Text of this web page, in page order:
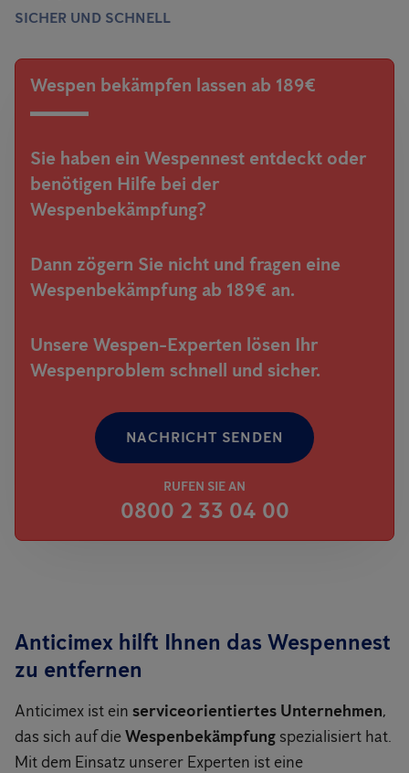
SICHER UND SCHNELL
Wespen bekämpfen lassen ab 189€
Sie haben ein Wespennest entdeckt oder
benötigen Hilfe bei der
Wespenbekämpfung?
Dann zögern Sie nicht und fragen eine
Wespenbekämpfung ab 189€ an.
Unsere Wespen-Experten lösen Ihr
Wespenproblem schnell und sicher.
NACHRICHT SENDEN
RUFEN SIE AN
0800 2 33 04 00
Anticimex hilft Ihnen das Wespennest
zu entfernen
Anticimex ist ein serviceorientiertes Unternehmen,
das sich auf dieWespenbekämpfung spezialisiert hat.
Mit dem Einsatz unserer Experten ist eine